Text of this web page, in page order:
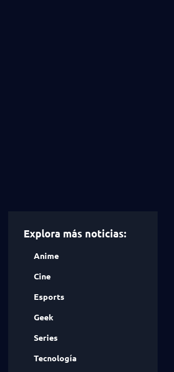
Explora más noticias:
Anime
Cine
Esports
Geek
Series
Tecnología